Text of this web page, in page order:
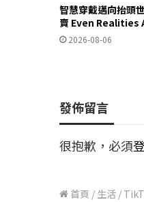
智慧穿戴邁向抬頭
賣 Even Realities
2026-08-06
發佈留言
很抱歉，必須